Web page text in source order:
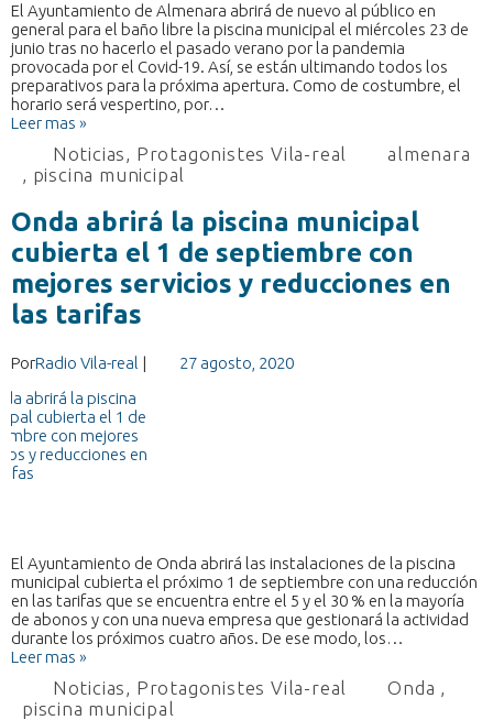
El Ayuntamiento de Almenara abrirá de nuevo al público en
general para el baño libre la piscina municipal el miércoles 23 de
junio tras no hacerlo el pasado verano por la pandemia
provocada por el Covid-19. Así, se están ultimando todos los
preparativos para la próxima apertura. Como de costumbre, el
horario será vespertino, por…
Leer mas »
Noticias, Protagonistes Vila-real
almenara
, piscina municipal
Onda abrirá la piscina municipal
cubierta el 1 de septiembre con
mejores servicios y reducciones en
las tarifas
PorRadio Vila-real | 27 agosto, 2020
El Ayuntamiento de Onda abrirá las instalaciones de la piscina
municipal cubierta el próximo 1 de septiembre con una reducción
en las tarifas que se encuentra entre el 5 y el 30 % en la mayoría
de abonos y con una nueva empresa que gestionará la actividad
durante los próximos cuatro años. De ese modo, los…
Leer mas »
Noticias, Protagonistes Vila-real Onda ,
piscina municipal